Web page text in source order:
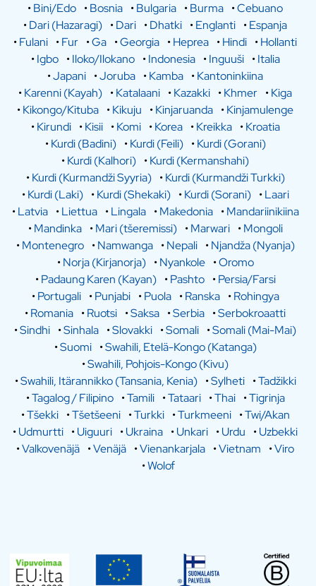
•Bini/Edo •Bosnia •Bulgaria •Burma •Cebuano
•Dari (Hazaragi) •Dari •Dhatki •Englanti •Espanja
•Fulani •Fur •Ga •Georgia •Heprea •Hindi •Hollanti
•Igbo •Iloko/Ilokano •Indonesia •Inguuši •Italia
•Japani •Joruba •Kamba •Kantoninkiina
•Karenni (Kayah) •Katalaani •Kazakki •Khmer •Kiga
•Kikongo/Kituba •Kikuju •Kinjaruanda •Kinjamulenge
•Kirundi •Kisii •Komi •Korea •Kreikka •Kroatia
•Kurdi (Badini) •Kurdi (Feili) •Kurdi (Gorani)
•Kurdi (Kalhori) •Kurdi (Kermanshahi)
•Kurdi (Kurmandži Syyria) •Kurdi (Kurmandži Turkki)
•Kurdi (Laki) •Kurdi (Shekaki) •Kurdi (Sorani) •Laari
•Latvia •Liettua •Lingala •Makedonia •Mandariinikiina
•Mandinka •Mari (tšeremissi) •Marwari •Mongoli
•Montenegro •Namwanga •Nepali •Njandža (Nyanja)
•Norja (Kirjanorja) •Nyankole •Oromo
•Padaung Karen (Kayan) •Pashto •Persia/Farsi
•Portugali •Punjabi •Puola •Ranska •Rohingya
•Romania •Ruotsi •Saksa •Serbia •Serbokroaatti
•Sindhi •Sinhala •Slovakki •Somali •Somali (Mai-Mai)
•Suomi •Swahili, Etelä-Kongo (Katanga)
•Swahili, Pohjois-Kongo (Kivu)
•Swahili, Itärannikko (Tansania, Kenia) •Sylheti •Tadžikki
•Tagalog / Filipino •Tamili •Tataari •Thai •Tigrinja
•Tšekki •Tšetšeeni •Turkki •Turkmeeni •Twi/Akan
•Udmurtti •Uiguuri •Ukraina •Unkari •Urdu •Uzbekki
•Valkovenäjä •Venäjä •Vienankarjala •Vietnam •Viro
•Wolof